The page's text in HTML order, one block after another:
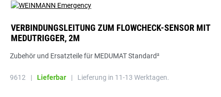
VERBINDUNGSLEITUNG ZUM FLOWCHECK-SENSOR MIT
MEDUTRIGGER, 2M
Zubehör und Ersatzteile für MEDUMAT Standard²
9612 | Lieferbar | Lieferung in 11-13 Werktagen.